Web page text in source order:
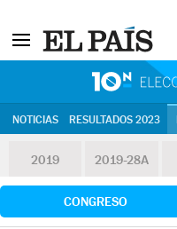
NOTICIAS RESULTADOS 2023
2019 2019-28A
CONGRESO